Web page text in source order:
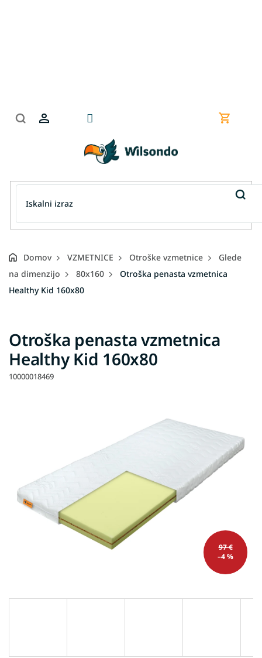
Domov VZMETNICE Otroške vzmetnice
Glede
na dimenzijo
80x160
Otroška penasta vzmetnica
Healthy Kid 160x80
Otroška penasta vzmetnica
Healthy Kid 160x80
10000018469
97 €
–4 %